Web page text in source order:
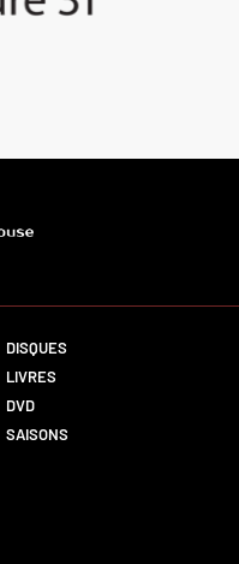
DISQUES
LIVRES
DVD
SAISONS